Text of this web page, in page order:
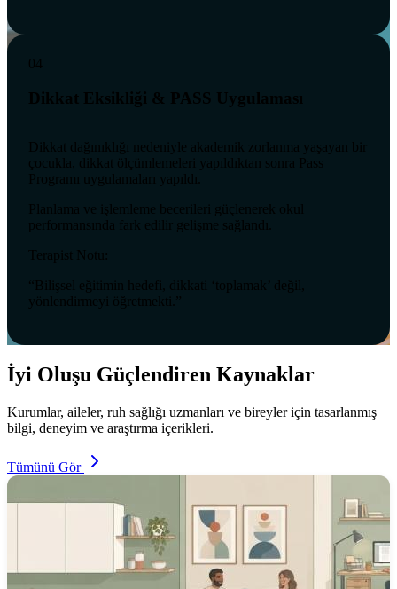
04
Dikkat Eksikliği & PASS Uygulaması
Dikkat dağınıklığı nedeniyle akademik zorlanma yaşayan bir
çocukla, dikkat ölçümlemeleri yapıldıktan sonra Pass
Programı uygulamaları yapıldı.
Planlama ve işlemleme becerileri güçlenerek okul
performansında fark edilir gelişme sağlandı.
Terapist Notu:
“Bilişsel eğitimin hedefi, dikkati ‘toplamak’ değil,
yönlendirmeyi öğretmekti.”
İyi Oluşu Güçlendiren Kaynaklar
Kurumlar, aileler, ruh sağlığı uzmanları ve bireyler için tasarlanmış
bilgi, deneyim ve araştırma içerikleri.
Tümünü Gör